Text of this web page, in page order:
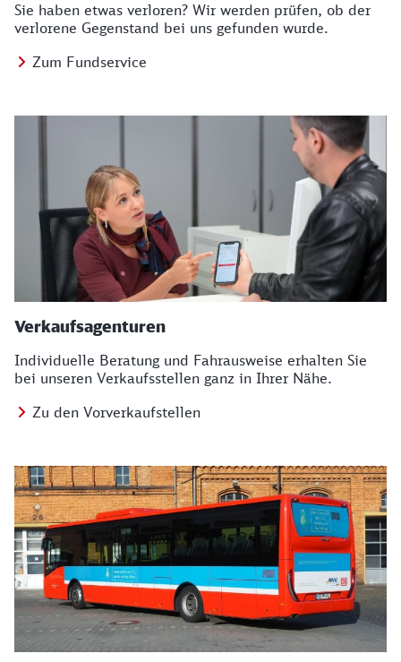
Sie haben etwas verloren? Wir werden prüfen, ob der
verlorene Gegenstand bei uns gefunden wurde.
Zum Fundservice
Verkaufsagenturen
Individuelle Beratung und Fahrausweise erhalten Sie
bei unseren Verkaufsstellen ganz in Ihrer Nähe.
Zu den Vorverkaufstellen